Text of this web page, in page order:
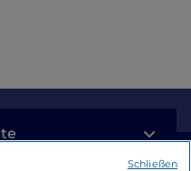
Schließen